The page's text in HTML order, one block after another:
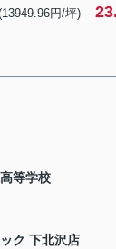
円/坪)
等学校
ク 下北沢店